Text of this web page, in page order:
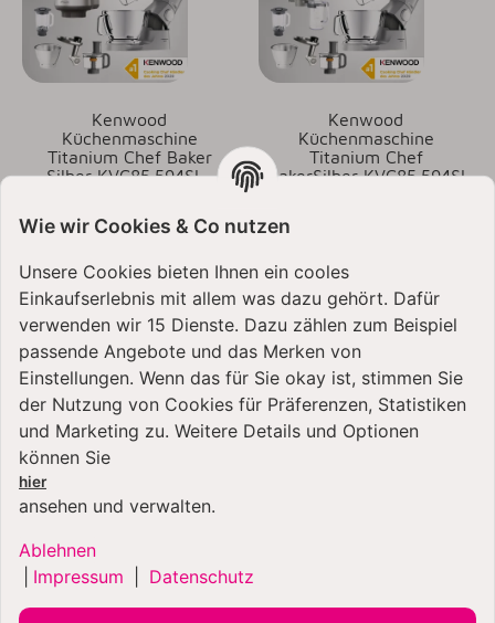
Kenwood
Küchenmaschine
Titanium Chef Baker
Silber KVC85.594SI -
ab699,99 €*
Artikel verfügbar
Kenwood
Küchenmaschine
Titanium Chef
BakerSilber KVC85.594SI
Artikel verfügbar
Wie wir Cookies & Co nutzen
Unsere Cookies bieten Ihnen ein cooles
Einkaufserlebnis mit allem was dazu gehört. Dafür
verwenden wir 15 Dienste. Dazu zählen zum Beispiel
passende Angebote und das Merken von
Einstellungen. Wenn das für Sie okay ist, stimmen Sie
der Nutzung von Cookies für Präferenzen, Statistiken
und Marketing zu. Weitere Details und Optionen
können Sie
hier
ansehen und verwalten.
Ablehnen
Impressum Datenschutz